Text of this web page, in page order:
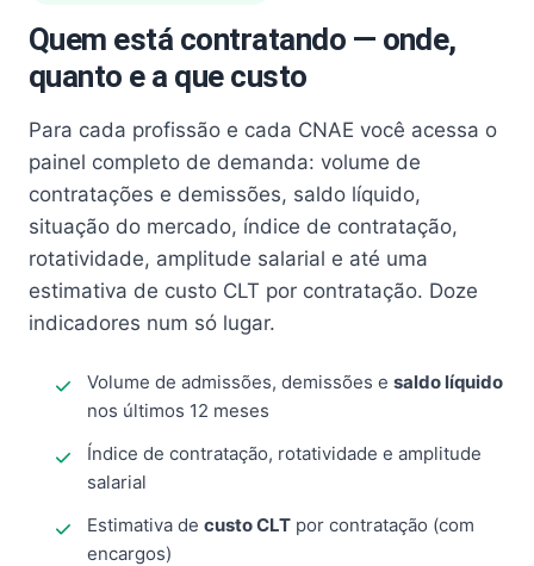
Quem está contratando — onde,
quanto e a que custo
Para cada profissão e cada CNAE você acessa o
painel completo de demanda: volume de
contratações e demissões, saldo líquido,
situação do mercado, índice de contratação,
rotatividade, amplitude salarial e até uma
estimativa de custo CLT por contratação. Doze
indicadores num só lugar.
Volume de admissões, demissões e saldo líquido
nos últimos 12 meses
Índice de contratação, rotatividade e amplitude
salarial
Estimativa de custo CLT por contratação (com
encargos)